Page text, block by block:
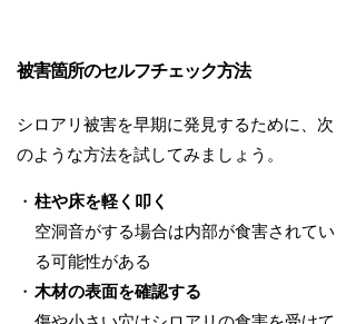
被害箇所のセルフチェック方法
シロアリ被害を早期に発見するために、次
のような方法を試してみましょう。
柱や床を軽く叩く
空洞音がする場合は内部が食害されてい
る可能性がある
木材の表面を確認する